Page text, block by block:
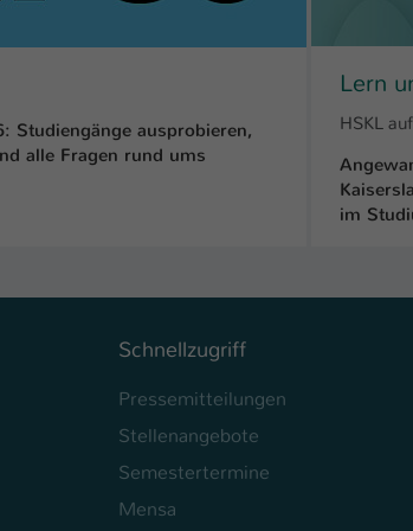
Studiengänge ausprobieren,
alle Fragen rund ums
Lern
HSKL
im
Schnellzugriff
Pressemitteilungen
Stellenangebote
Semestertermine
Mensa
Ihrer vorgenommen
Anbieter TYPO3
Benutzer wiedererkannt
ihm Zugang zu
be_typo_user